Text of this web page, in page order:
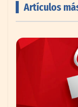
impulsando
Artículos